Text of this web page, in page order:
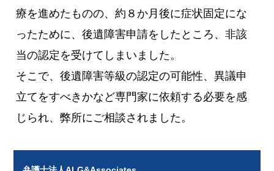
療を進めたものの、約８か月後に症状固定にな
ったために、後遺障害申請をしたところ、非該
当の認定を受けてしまいました。
そこで、後遺障害等級の認定の可能性、異議申
立てをすべきかなど専門家に依頼する必要を感
じられ、弊所にご相談されました。